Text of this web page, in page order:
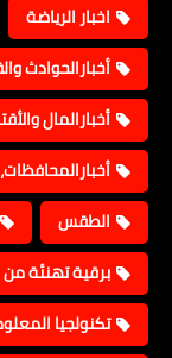
اخبار الرياضة
أخبارالحوادث
أخبارالمال
أخبارالمحافظات،
الطقس
برقية تهنئة من
تكنولجيا